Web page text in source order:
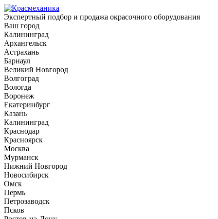
Экспертный подбор и продажа окрасочного оборудования
Ваш город
Калининград
Архангельск
Астрахань
Барнаул
Великий Новгород
Волгоград
Вологда
Воронеж
Екатеринбург
Казань
Калининград
Краснодар
Красноярск
Москва
Мурманск
Нижний Новгород
Новосибирск
Омск
Пермь
Петрозаводск
Псков